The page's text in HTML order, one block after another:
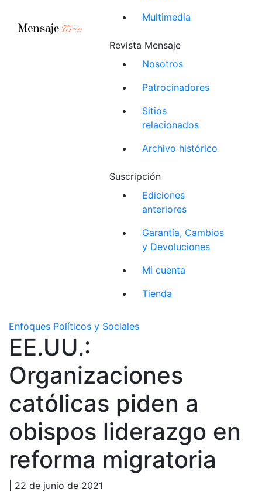
Multimedia
Revista Mensaje
Nosotros
Patrocinadores
Sitios
relacionados
Archivo histórico
Suscripción
Ediciones
anteriores
Garantía, Cambios
y Devoluciones
Mi cuenta
Tienda
Enfoques Políticos y Sociales
EE.UU.:
Organizaciones
católicas piden a
obispos liderazgo en
reforma migratoria
| 22 de junio de 2021